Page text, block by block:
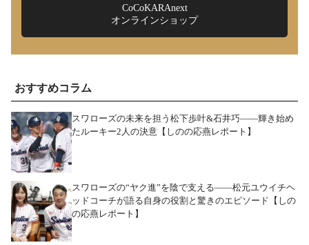
CoCoKARAnext
オンラインショップ
おすすめコラム
スワローズの未来を担う松下歩叶&石井巧――輝き始め
たルーキー2人の決意【しのの応燕レポート】
スワローズの“ヤク進”を陰で支える――松元ユウイチヘ
ッドコーチが語る自身の役割と驚きのエピソード【しの
の応燕レポート】